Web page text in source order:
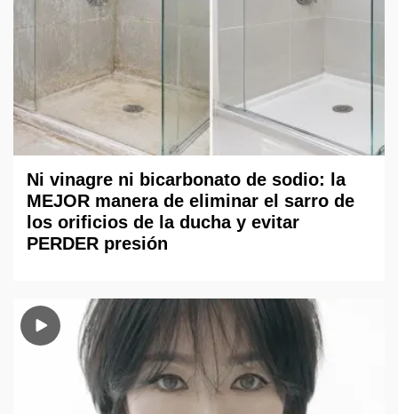
Ni vinagre ni bicarbonato de sodio: la
MEJOR manera de eliminar el sarro de
los orificios de la ducha y evitar
PERDER presión